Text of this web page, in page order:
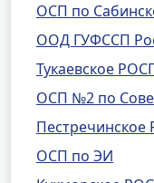
ОСП по
ООД ГУФССП
Тукаевское
ОСП №2 по
ОСП по ЭИ